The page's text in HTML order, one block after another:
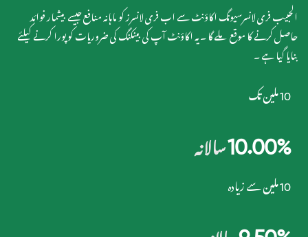
الحبیب فری لانسرسیونگ اکاؤنٹ سے اب فری لانسرز کو ماہانہ منافع جیسے بیشمار فوائد
حاصل کرنے کا موقع ملے گا ۔یہ اکاؤنٹ آپ کی بینکنگ کی ضروریات کو پورا کرنے کیلئے
بنایا گیا ہے ۔
10 ملین تک
10.00%سالانہ
10 ملین سے زیادہ